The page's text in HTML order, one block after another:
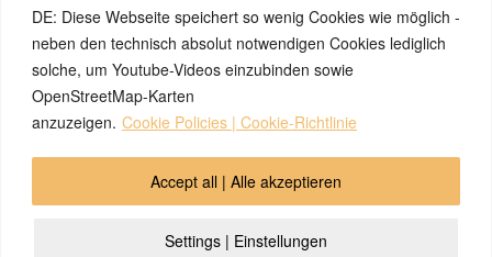
DE: Diese Webseite speichert so wenig Cookies wie möglich -
neben den technisch absolut notwendigen Cookies lediglich
solche, um Youtube-Videos einzubinden sowie
OpenStreetMap-Karten
anzuzeigen. Cookie Policies | Cookie-Richtlinie
Settings | Einstellungen
Accept all | Alle akzeptieren
können für die Inhalte solcher externen Sites, die Sie mittels eines Links oder
sonstiger Hinweise erreichen, keine Verantwortung übernehmen. Ferner haften wir
nicht für direkte oder indirekte Schäden, die auf Informationen zurückgeführt werden
können, die auf diesen externen Websites stehen
© 2026 by Ingmar Marquardt
Impresszum Adatvédelmi Irányelvek
Cookie Policy (EU)